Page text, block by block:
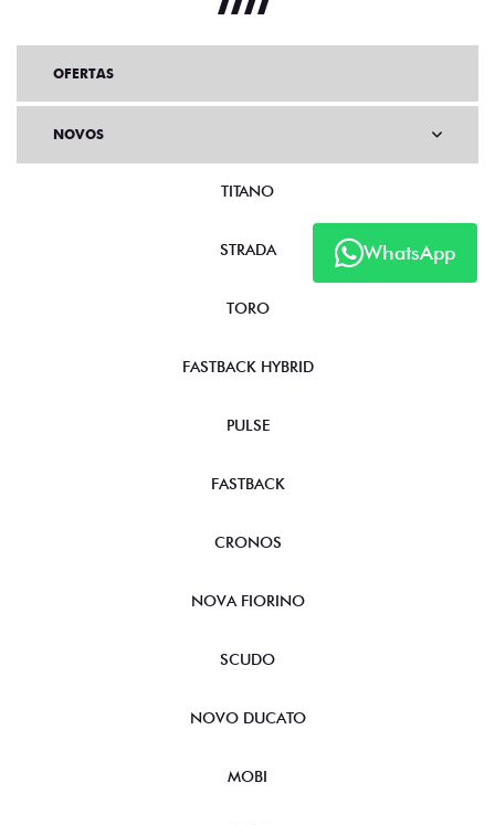
WhatsApp
OFERTAS
NOVOS
TITANO
STRADA
TORO
FASTBACK HYBRID
PULSE
FASTBACK
CRONOS
NOVA FIORINO
SCUDO
NOVO DUCATO
MOBI